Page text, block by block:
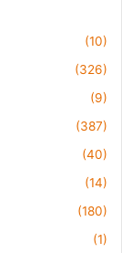
(10)
(326)
(9)
(387)
(40)
(14)
(180)
(1)